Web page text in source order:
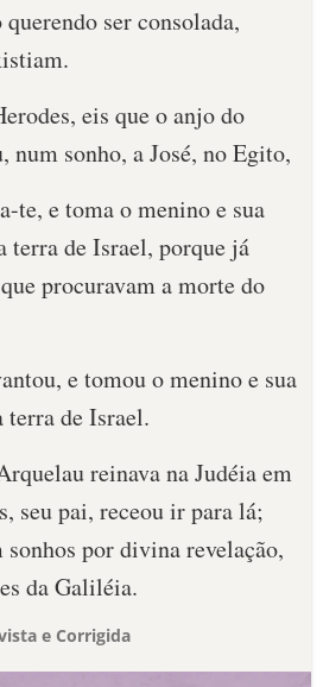
ser consolada,
eis que o anjo do
num sonho, a José, no Egito,
te, e toma o menino e sua
terra de Israel, porque já
procuravam a morte do
e tomou o menino e sua
terra de Israel.
reinava na Judéia em
seu pai, receou ir para lá;
sonhos por divina revelação,
da Galiléia.
e Corrigida